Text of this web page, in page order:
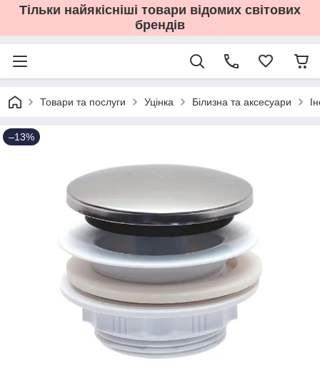
Тільки найякісніші товари відомих світових
брендів
Товари та послуги Уцінка Білизна та аксесуари
–13%